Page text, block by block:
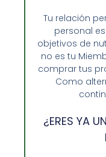
Sobre Nosotros y
Tu relación
personal
objetivos de
no es tu
comprar tus
Como
¿ERES YA